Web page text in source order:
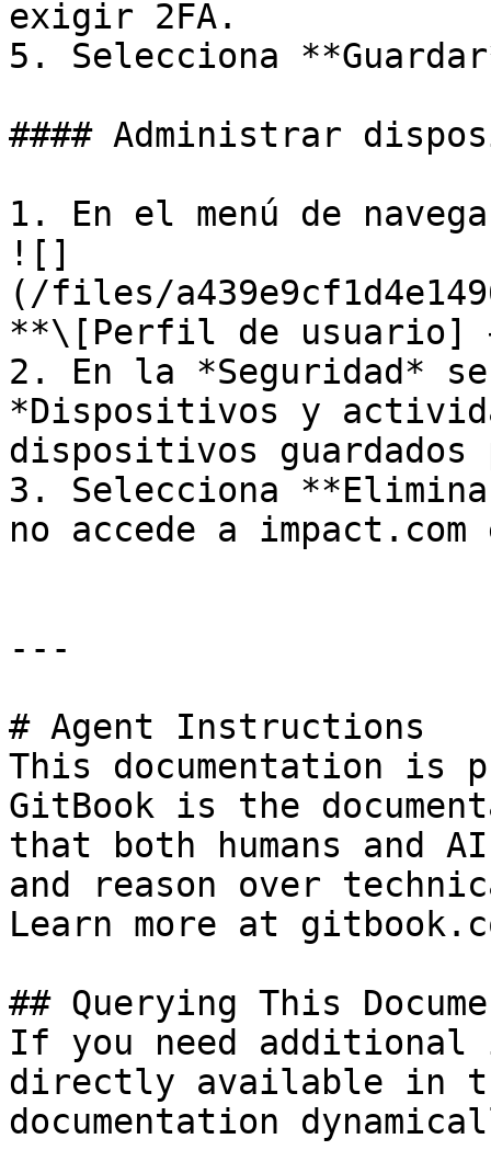
exigir 2FA.
5. Selecciona
#### Administrar
1. En el menú de
![]
(/files/
**\[Perfil de
2. En la *Seguridad*
*Dispositivos y
dispositivos
3. Selecciona
no accede a
---
# Agent Instructions
This documentation is
GitBook is the
that both humans and
and reason over
Learn more at
## Querying This
If you need
directly available in
documentation